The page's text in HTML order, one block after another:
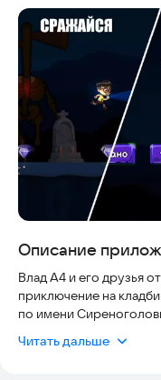
Описание
Влад А4 и его друзья
приключение на
по имени
хорроров. Ваша цель —
Читать дальше